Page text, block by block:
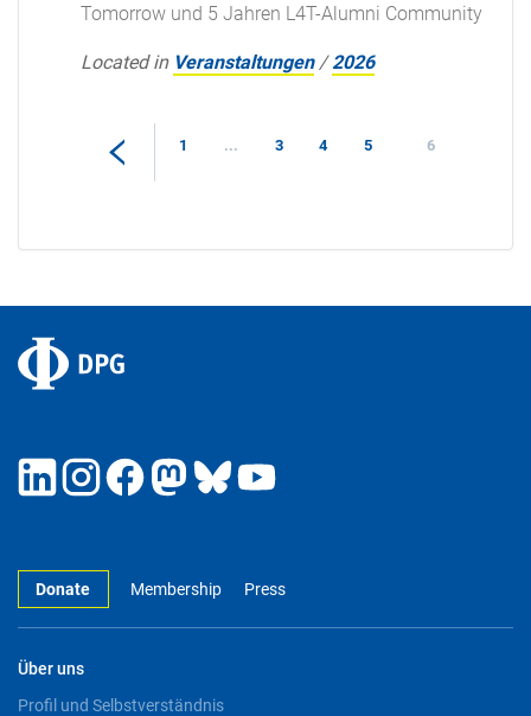
Tomorrow und 5 Jahren L4T-Alumni Community
Located in Veranstaltungen /2026
1 ... 3 4 5 6
Donate Membership Press
Über uns
Profil und Selbstverständnis